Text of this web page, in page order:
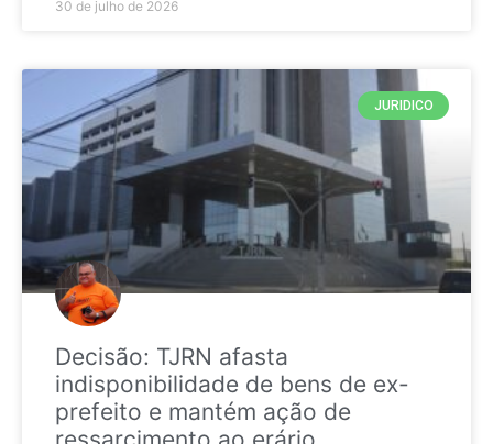
30 de julho de 2026
JURIDICO
Decisão: TJRN afasta
indisponibilidade de bens de ex-
prefeito e mantém ação de